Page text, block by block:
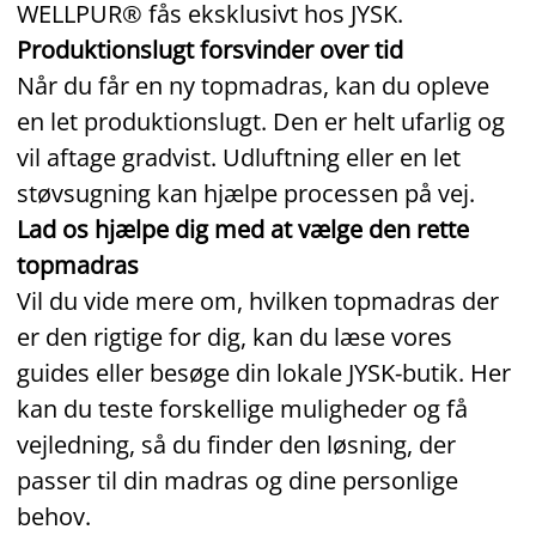
WELLPUR® fås eksklusivt hos JYSK.
Produktionslugt forsvinder over tid
Når du får en ny topmadras, kan du opleve
en let produktionslugt. Den er helt ufarlig og
vil aftage gradvist. Udluftning eller en let
støvsugning kan hjælpe processen på vej.
Lad os hjælpe dig med at vælge den rette
topmadras
Vil du vide mere om, hvilken topmadras der
er den rigtige for dig, kan du læse vores
guides eller besøge din lokale JYSK‑butik. Her
kan du teste forskellige muligheder og få
vejledning, så du finder den løsning, der
passer til din madras og dine personlige
behov.